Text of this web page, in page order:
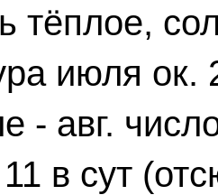
тёплое,
июля
- авг.
11 в сут